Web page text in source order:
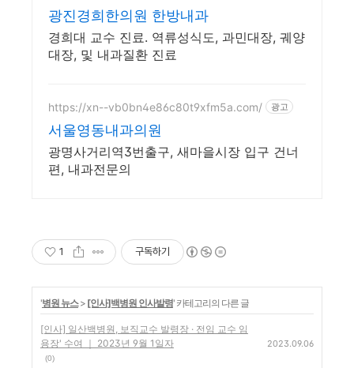
광진경희한의원 한방내과
경희대 교수 진료. 역류성식도, 과민대장, 궤양
대장, 및 내과질환 진료
https://xn--vb0bn4e86c80t9xfm5a.com/ 광고
서울영동내과의원
광명사거리역3번출구, 새마을시장 입구 건너
편, 내과전문의
1 구독하기
'병원 뉴스> [인사]백병원 인사발령' 카테고리의 다른 글
[인사] 일산백병원, 보직교수 발령장 · 전임 교수 임
용장' 수여 ｜ 2023년 9월 1일자
(0)
2023.09.06